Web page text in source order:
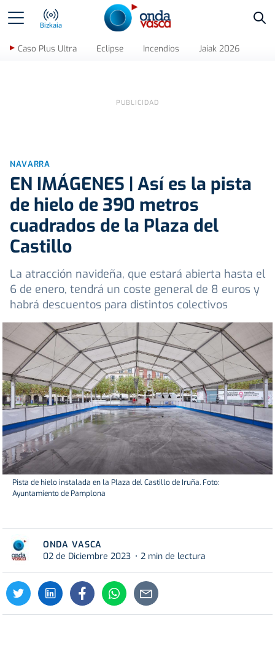
Bizkaia
Caso Plus Ultra Eclipse Incendios Jaiak 2026
NAVARRA
EN IMÁGENES | Así es la pista
de hielo de 390 metros
cuadrados de la Plaza del
Castillo
La atracción navideña, que estará abierta hasta el
6 de enero, tendrá un coste general de 8 euros y
habrá descuentos para distintos colectivos
Pista de hielo instalada en la Plaza del Castillo de Iruña. Foto:
Ayuntamiento de Pamplona
ONDA VASCA
02 de Diciembre 2023
2 min de lectura